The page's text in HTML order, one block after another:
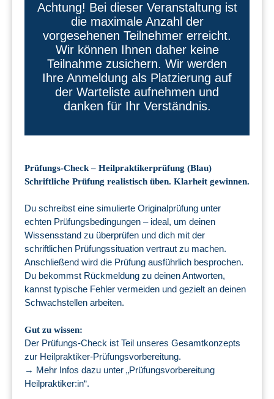
Achtung! Bei dieser Veranstaltung ist
die maximale Anzahl der
vorgesehenen Teilnehmer erreicht.
Wir können Ihnen daher keine
Teilnahme zusichern. Wir werden
Ihre Anmeldung als Platzierung auf
der Warteliste aufnehmen und
danken für Ihr Verständnis.
Prüfungs-Check – Heilpraktikerprüfung (Blau)
Schriftliche Prüfung realistisch üben. Klarheit gewinnen.
Du schreibst eine simulierte Originalprüfung unter
echten Prüfungsbedingungen – ideal, um deinen
Wissensstand zu überprüfen und dich mit der
schriftlichen Prüfungssituation vertraut zu machen.
Anschließend wird die Prüfung ausführlich besprochen.
Du bekommst Rückmeldung zu deinen Antworten,
kannst typische Fehler vermeiden und gezielt an deinen
Schwachstellen arbeiten.
Gut zu wissen:
Der Prüfungs-Check ist Teil unseres Gesamtkonzepts
zur Heilpraktiker-Prüfungsvorbereitung.
→ Mehr Infos dazu unter „Prüfungsvorbereitung
Heilpraktiker:in“.